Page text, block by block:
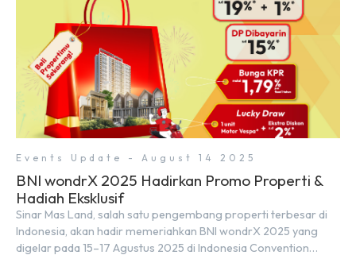
Events Update - August 14 2025
BNI wondrX 2025 Hadirkan Promo Properti &
Hadiah Eksklusif
Sinar Mas Land, salah satu pengembang properti terbesar di
Indonesia, akan hadir memeriahkan BNI wondrX 2025 yang
digelar pada 15–17 Agustus 2025 di Indonesia Convention